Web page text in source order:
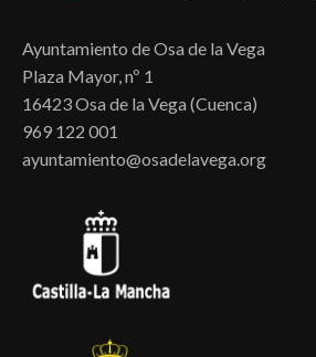
Ayuntamiento de Osa de la Vega
Plaza Mayor, nº 1
16423 Osa de la Vega (Cuenca)
969 122 001
ayuntamiento@osadelavega.org